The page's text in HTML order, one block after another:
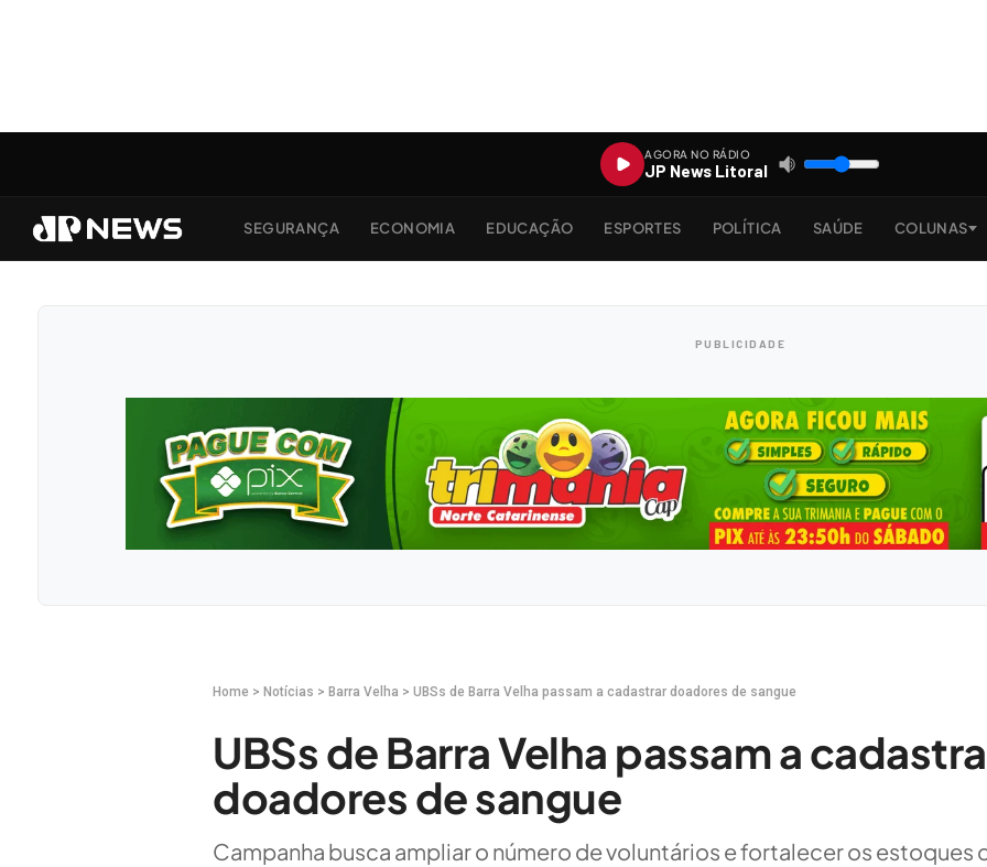
AGORA NO RÁDIO
JP News Litoral
SEGURANÇA ECONOMIA EDUCAÇÃO ESPORTES POLÍTICA SAÚDE COLUNAS
Home > Notícias > Barra Velha >UBSs de Barra Velha passam a cadastrar doadores de sangue
UBSs de Barra Velha passam a
doadores de sangue
Campanha busca ampliar o número de voluntários e fortalecer os estoques